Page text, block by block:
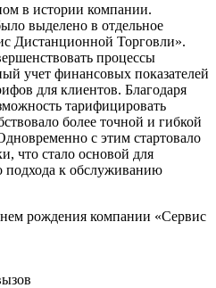
в истории компании.
выделено в отдельное
Дистанционной Торговли».
процессы
учет финансовых показателей
для клиентов. Благодаря
тарифицировать
более точной и гибкой
с этим стартовало
что стало основой для
подхода к обслуживанию
рождения компании «Сервис